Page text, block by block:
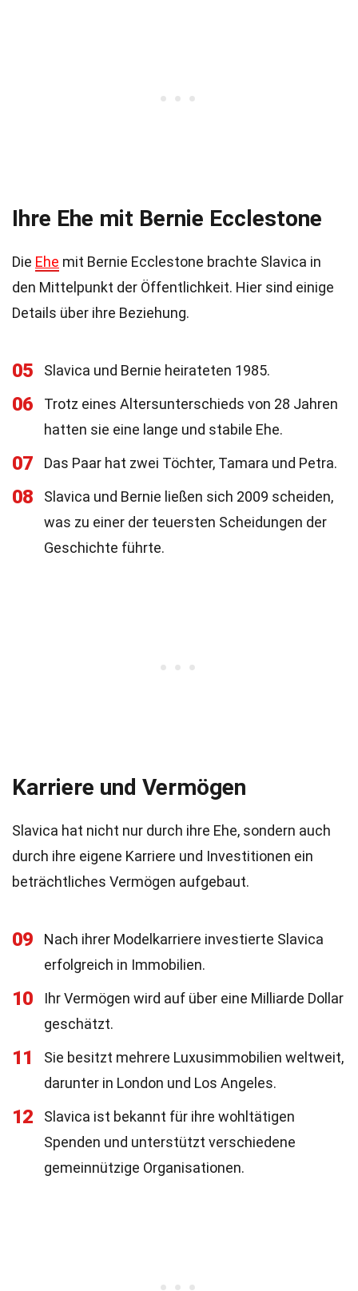
Ihre Ehe mit Bernie Ecclestone
Die Ehe mit Bernie Ecclestone brachte Slavica in
den Mittelpunkt der Öffentlichkeit. Hier sind einige
Details über ihre Beziehung.
05 Slavica und Bernie heirateten 1985.
06
Trotz eines Altersunterschieds von 28 Jahren
hatten sie eine lange und stabile Ehe.
07 Das Paar hat zwei Töchter, Tamara und Petra.
08
Slavica und Bernie ließen sich 2009 scheiden,
was zu einer der teuersten Scheidungen der
Geschichte führte.
Karriere und Vermögen
Slavica hat nicht nur durch ihre Ehe, sondern auch
durch ihre eigene Karriere und Investitionen ein
beträchtliches Vermögen aufgebaut.
09
Nach ihrer Modelkarriere investierte Slavica
erfolgreich in Immobilien.
10
Ihr Vermögen wird auf über eine Milliarde Dollar
geschätzt.
11
Sie besitzt mehrere Luxusimmobilien weltweit,
darunter in London und Los Angeles.
12
Slavica ist bekannt für ihre wohltätigen
Spenden und unterstützt verschiedene
gemeinnützige Organisationen.